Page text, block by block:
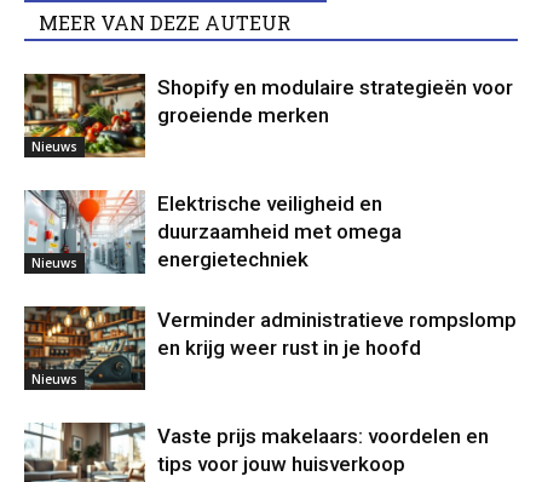
MEER VAN DEZE AUTEUR
Nieuws
Shopify en modulaire strategieën voor
groeiende merken
Nieuws
Elektrische veiligheid en
duurzaamheid met omega
energietechniek
Nieuws
Verminder administratieve rompslomp
en krijg weer rust in je hoofd
Vaste prijs makelaars: voordelen en
tips voor jouw huisverkoop